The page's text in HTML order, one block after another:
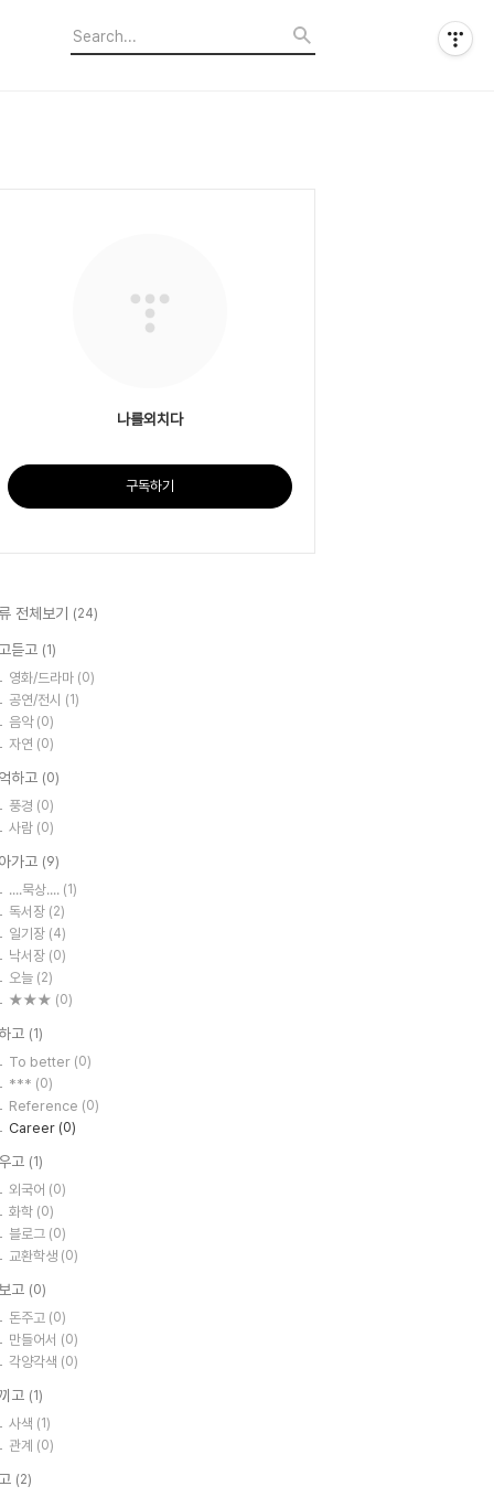
나를외치다
구독하기
전체보기 (24)
듣고 (1)
영화/드라마 (0)
공연/전시 (1)
음악 (0)
자연 (0)
하고 (0)
풍경 (0)
사람 (0)
가고 (9)
....묵상.... (1)
독서장 (2)
일기장 (4)
낙서장 (0)
오늘 (2)
★★★ (0)
고 (1)
To better (0)
*** (0)
Reference (0)
Career (0)
고 (1)
외국어 (0)
화학 (0)
블로그 (0)
교환학생 (0)
고 (0)
돈주고 (0)
만들어서 (0)
각양각색 (0)
고 (1)
사색 (1)
관계 (0)
(2)